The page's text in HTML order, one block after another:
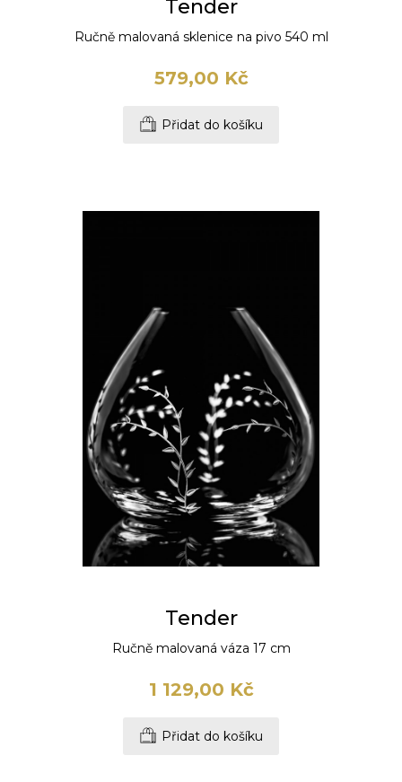
Tender
Ručně malovaná sklenice na pivo 540 ml
579,00 Kč
Přidat do košíku
Tender
Ručně malovaná váza 17 cm
1 129,00 Kč
Přidat do košíku